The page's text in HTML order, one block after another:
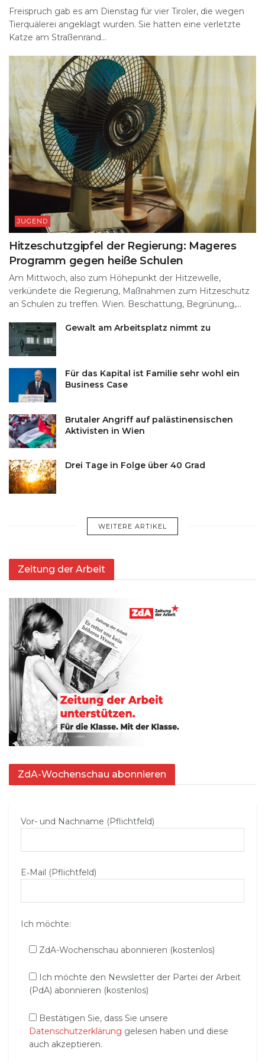
Freispruch gab es am Dienstag für vier Tiroler, die wegen
Tierquälerei angeklagt wurden. Sie hatten eine verletzte
Katze am Straßenrand...
JUGEND
Hitzeschutzgipfel der Regierung: Mageres
Programm gegen heiße Schulen
Am Mittwoch, also zum Höhepunkt der Hitzewelle,
verkündete die Regierung, Maßnahmen zum Hitzeschutz
an Schulen zu treffen. Wien. Beschattung, Begrünung,...
Gewalt am Arbeitsplatz nimmt zu
Für das Kapital ist Familie sehr wohl ein
Business Case
Brutaler Angriff auf palästinensischen
Aktivisten in Wien
Drei Tage in Folge über 40 Grad
WEITERE ARTIKEL
Zeitung der Arbeit
ZdA-Wochenschau abonnieren
Vor- und Nachname (Pflichtfeld)
E‑Mail (Pflichtfeld)
Ich möchte:
ZdA-Wochenschau abonnieren (kostenlos)
Ich möchte den Newsletter der Partei der Arbeit
(PdA) abonnieren (kostenlos)
Bestätigen Sie, dass Sie unsere
Datenschutzerklärung gelesen haben und diese
auch akzeptieren.